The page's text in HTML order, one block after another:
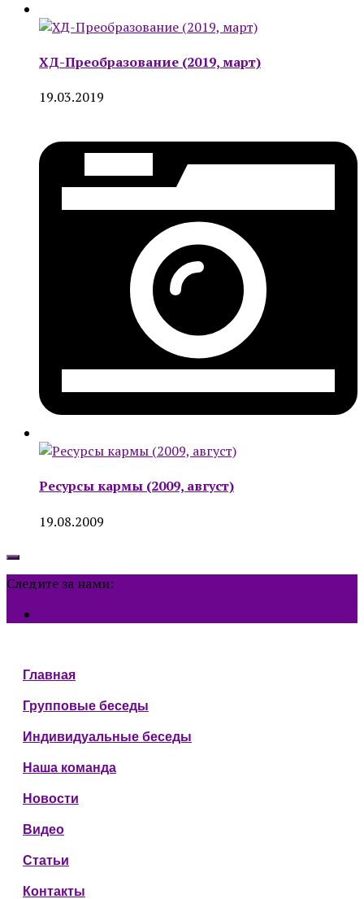
ХД-Преобразование (2019, март)
19.03.2019
Ресурсы кармы (2009, август)
19.08.2009
Следите за нами:
Главная
Групповые беседы
Индивидуальные беседы
Наша команда
Новости
Видео
Статьи
Контакты